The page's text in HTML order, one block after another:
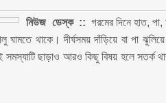
নিউজ ডেস্ক :: গরমের দিনে হাত, পা,
থাকে। দীর্ঘসময় দাঁড়িয়ে বা পা
সমস্যাটি ছাড়াও আরও কিছু বিষয় হলে সতর্ক